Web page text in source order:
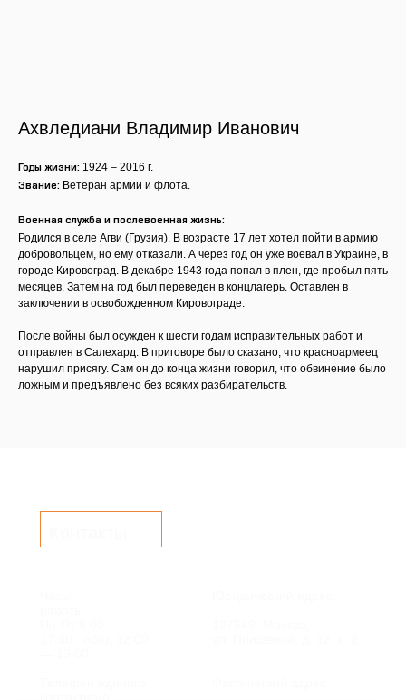
Ахвледиани Владимир Иванович
Годы жизни: 1924 – 2016 г.
Звание: Ветеран армии и флота.
Военная служба и послевоенная жизнь:
Родился в селе Агви (Грузия). В возрасте 17 лет хотел пойти в армию
добровольцем, но ему отказали. А через год он уже воевал в Украине, в
городе Кировоград. В декабре 1943 года попал в плен, где пробыл пять
месяцев. Затем на год был переведен в концлагерь. Оставлен в
заключении в освобожденном Кировограде.
После войны был осужден к шести годам исправительных работ и
отправлен в Салехард. В приговоре было сказано, что красноармеец
нарушил присягу. Сам он до конца жизни говорил, что обвинение было
ложным и предъявлено без всяких разбирательств.